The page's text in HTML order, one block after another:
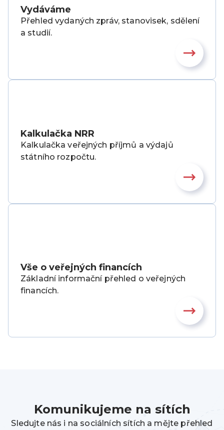
Vydáváme
Přehled vydaných zpráv, stanovisek, sdělení
a studií.
Kalkulačka NRR
Kalkulačka veřejných příjmů a výdajů
státního rozpočtu.
Vše o veřejných financích
Základní informační přehled o veřejných
financích.
Komunikujeme na sítích
Sledujte nás i na sociálních sítích a mějte přehled